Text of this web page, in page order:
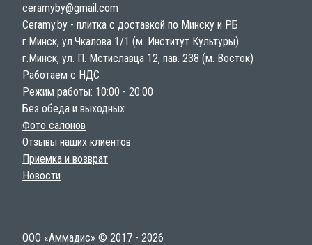
ceramyby@gmail.com
Ceramy.by - плитка с доставкой по Минску и РБ
г.Минск, ул.Чкалова 1/1 (м. Институт Культуры)
г.Минск, ул. П. Мстиславца 12, пав. 238 (м. Восток)
Работаем с НДС
Режим работы: 10:00 - 20:00
Без обеда и выходных
Фото салонов
Отзывы наших клиентов
Приемка и возврат
Новости
ООО «Аммадис» © 2017 - 2026